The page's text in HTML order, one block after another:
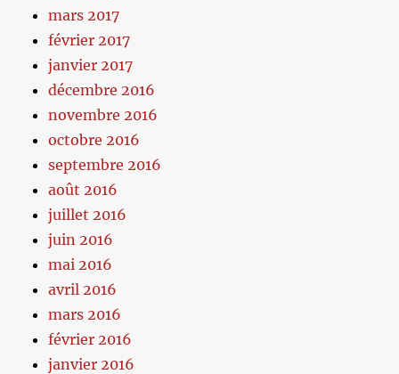
mars 2017
février 2017
janvier 2017
décembre 2016
novembre 2016
octobre 2016
septembre 2016
août 2016
juillet 2016
juin 2016
mai 2016
avril 2016
mars 2016
février 2016
janvier 2016